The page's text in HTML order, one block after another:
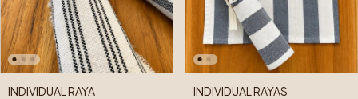
INDIVIDUAL RAYA INDIVIDUAL RAYAS